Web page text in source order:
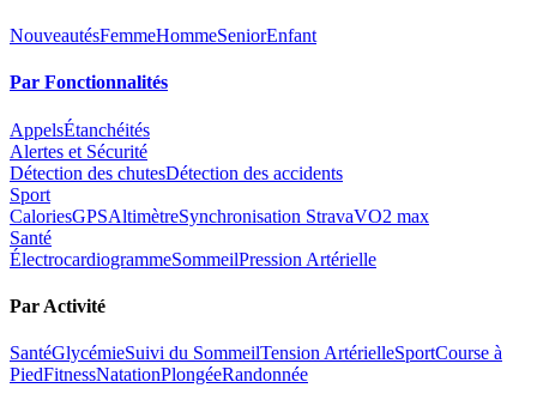
NouveautésFemmeHommeSeniorEnfant
Par Fonctionnalités
AppelsÉtanchéités
Alertes et Sécurité
Détection des chutesDétection des accidents
Sport
CaloriesGPSAltimètreSynchronisation StravaVO2 max
Santé
ÉlectrocardiogrammeSommeilPression Artérielle
Par Activité
SantéGlycémieSuivi du SommeilTension ArtérielleSportCourse à
PiedFitnessNatationPlongéeRandonnée